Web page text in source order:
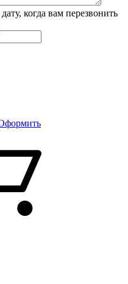
когда вам перезвонить